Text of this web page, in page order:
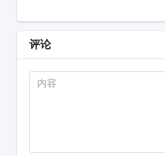
评论